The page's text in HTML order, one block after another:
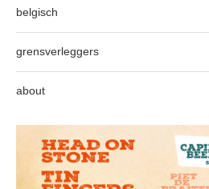
belgisch
grensverleggers
about